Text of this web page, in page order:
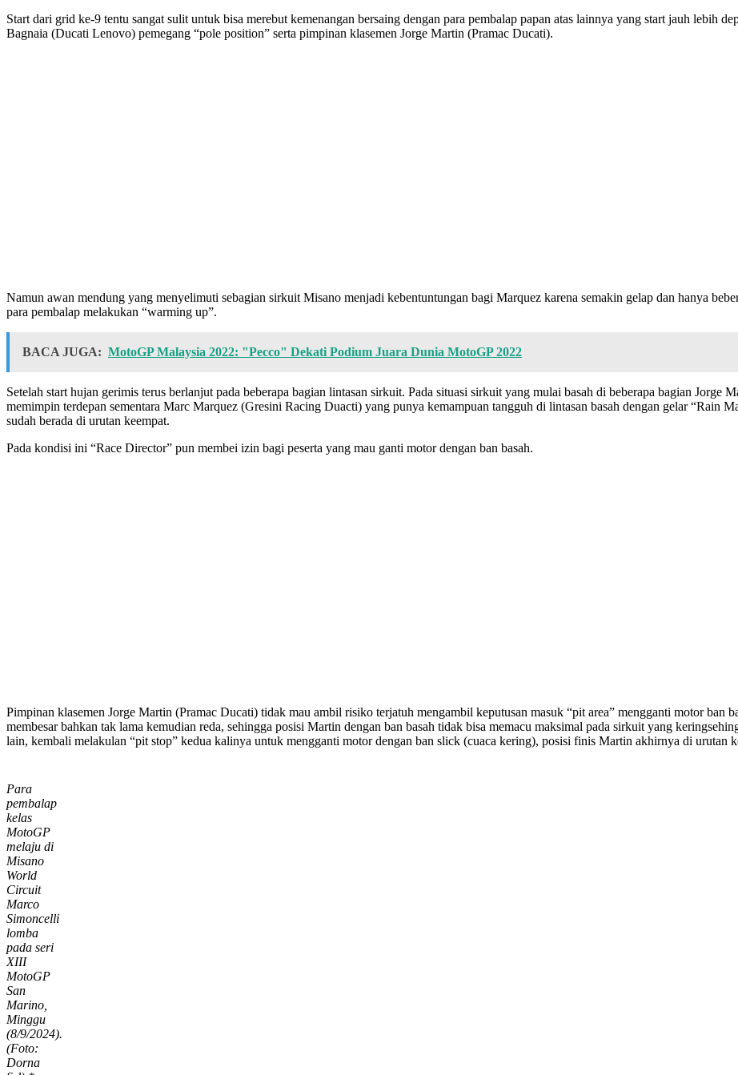
Start dari grid ke-9 tentu sangat sulit untuk bisa merebut kemenangan bersaing dengan para pembalap papan atas lainnya yang start jauh lebih
Bagnaia (Ducati Lenovo) pemegang “pole position” serta pimpinan klasemen Jorge Martin (Pramac Ducati).
Namun awan mendung yang menyelimuti sebagian sirkuit Misano menjadi kebentuntungan bagi Marquez karena semakin gelap dan hanya
para pembalap melakukan “warming up”.
BACA JUGA: MotoGP Malaysia 2022: "Pecco" Dekati Podium Juara Dunia MotoGP 2022
Setelah start hujan gerimis terus berlanjut pada beberapa bagian lintasan sirkuit. Pada situasi sirkuit yang mulai basah di beberapa bagian
memimpin terdepan sementara Marc Marquez (Gresini Racing Duacti) yang punya kemampuan tangguh di lintasan basah dengan gelar “Rain
sudah berada di urutan keempat.
Pada kondisi ini “Race Director” pun membei izin bagi peserta yang mau ganti motor dengan ban basah.
Pimpinan klasemen Jorge Martin (Pramac Ducati) tidak mau ambil risiko terjatuh mengambil keputusan masuk “pit area” mengganti motor ban
membesar bahkan tak lama kemudian reda, sehingga posisi Martin dengan ban basah tidak bisa memacu maksimal pada sirkuit yang
lain, kembali melakulan “pit stop” kedua kalinya untuk mengganti motor dengan ban slick (cuaca kering), posisi finis Martin akhirnya di urutan
Para
pembalap
kelas
MotoGP
melaju di
Misano
World
Circuit
Marco
Simoncelli
lomba
pada seri
XIII
MotoGP
San
Marino,
Minggu
(8/9/2024).
(Foto:
Dorna